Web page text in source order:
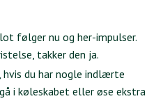
følger nu og her-impulser.
takker den ja.
du har nogle indlærte
i køleskabet eller øse ekstra